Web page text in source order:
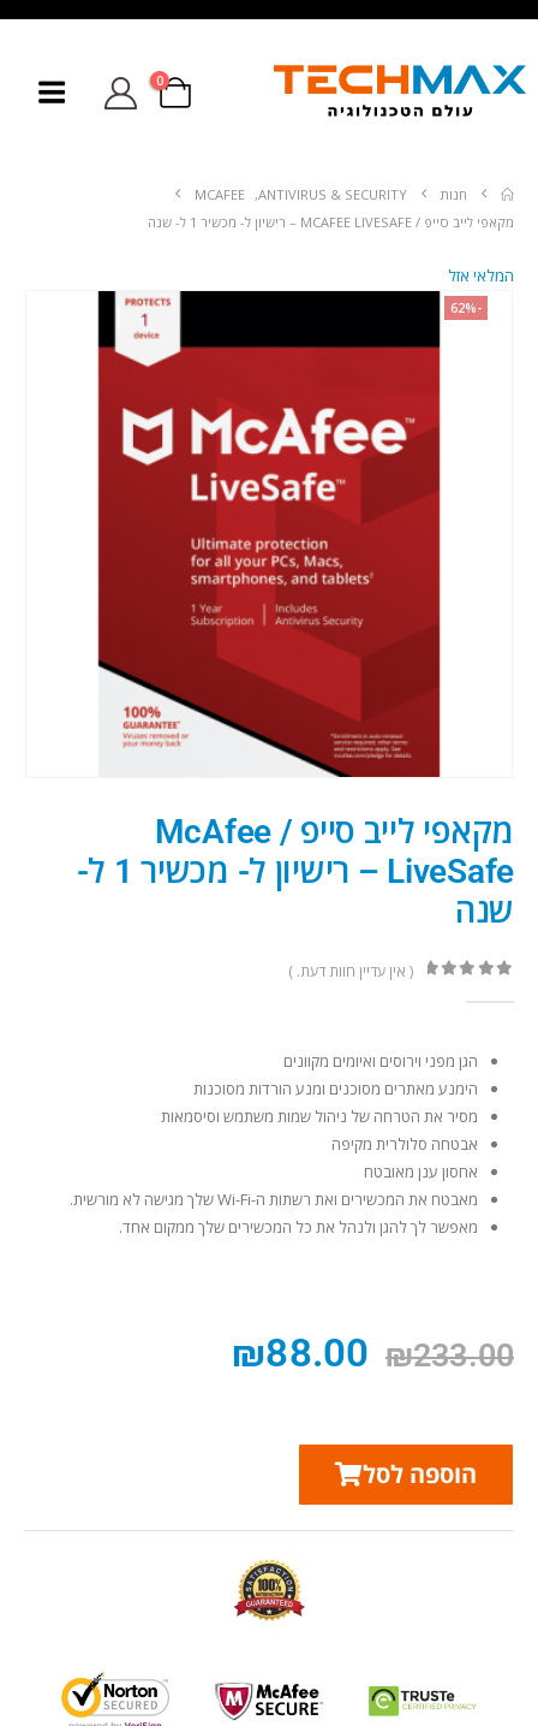
0
חנות ANTIVIRUS & SECURITY
,
MCAFEE
מקאפי לייב סייפ / MCAFEE LIVESAFE – רישיון ל- מכשיר 1 ל- שנה
-62%
המלאי אזל
מקאפי לייב סייפ / McAfee
LiveSafe – רישיון ל- מכשיר 1 ל-
שנה
( אין עדיין חוות דעת. )
הגן מפני וירוסים ואיומים מקוונים
הימנע מאתרים מסוכנים ומנע הורדות מסוכנות
מסיר את הטרחה של ניהול שמות משתמש וסיסמאות
אבטחה סלולרית מקיפה
אחסון ענן מאובטח
מאבטח את המכשירים ואת רשתות ה-Wi-Fi שלך מגישה לא מורשית.
מאפשר לך להגן ולנהל את כל המכשירים שלך ממקום אחד.
₪233.00
₪88.00
הוספה לסל